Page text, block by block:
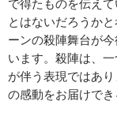
で得たものを伝え
とはないだろうか
ーンの殺陣舞台が
います。殺陣は、
が伴う表現ではあ
の感動をお届けでき